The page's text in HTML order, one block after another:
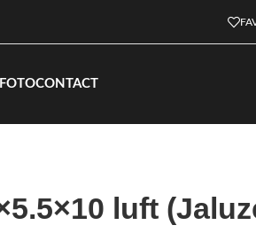
CONTACT
luft